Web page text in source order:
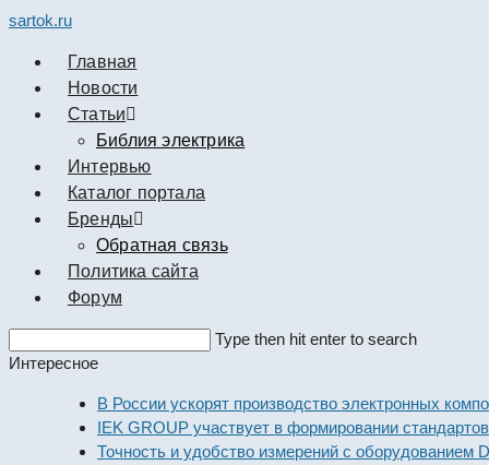
sartok.ru
Главная
Новости
Cтатьи
Библия электрика
Интервью
Каталог портала
Бренды
Обратная связь
Политика сайта
Форум
this
Type then hit enter to search
Интересное
В России ускорят производство электронных
IEK GROUP участвует в формировании стандартов
Точность и удобство измерений с оборудованием Dekraft